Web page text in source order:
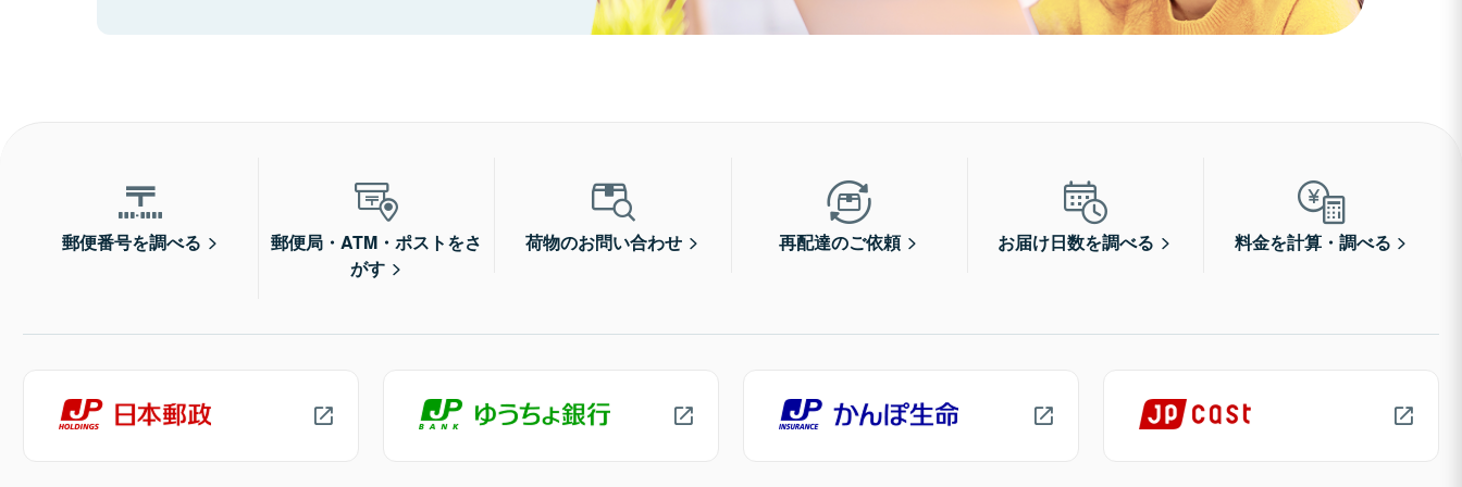
郵便番号を調べる
郵便局・ATM・ポストをさ
がす
荷物のお問い合わせ 再配達のご依頼 お届け日数を調べる 料金を計算・調べる